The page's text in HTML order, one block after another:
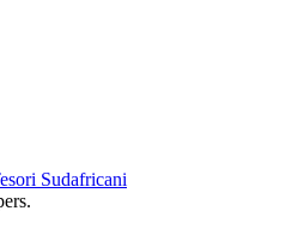
Sudafricani